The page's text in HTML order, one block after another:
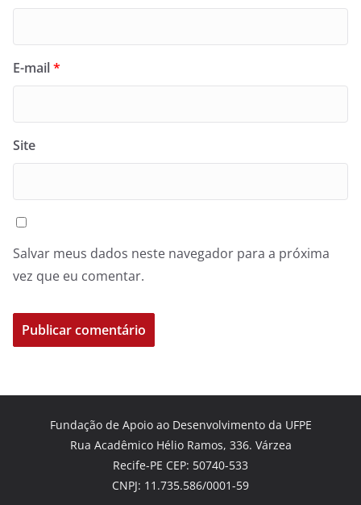
E-mail*
Site
Salvar meus dados neste navegador para a próxima
vez que eu comentar.
Fundação de Apoio ao Desenvolvimento da UFPE
Rua Acadêmico Hélio Ramos, 336. Várzea
Recife-PE CEP: 50740-533
CNPJ: 11.735.586/0001-59